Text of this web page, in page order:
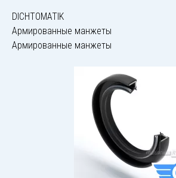
DICHTOMATIK
Армированные манжеты
Армированные манжеты